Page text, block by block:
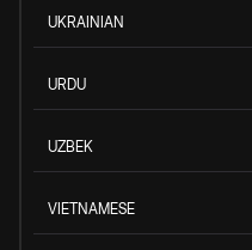
UKRAINIAN
URDU
UZBEK
VIETNAMESE